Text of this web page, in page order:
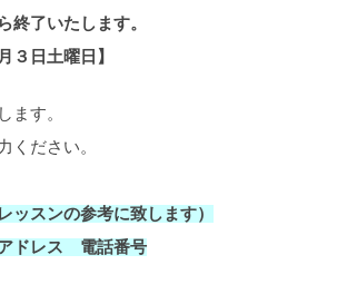
終了いたします。
３日土曜日】
ます。
ください。
スンの参考に致します）
ドレス 電話番号